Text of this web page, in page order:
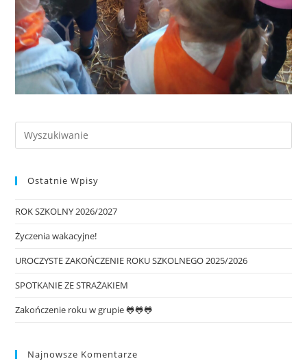
Ostatnie Wpisy
ROK SZKOLNY 2026/2027
Życzenia wakacyjne!
UROCZYSTE ZAKOŃCZENIE ROKU SZKOLNEGO 2025/2026
SPOTKANIE ZE STRAŻAKIEM
Zakończenie roku w grupie 🐸🐸🐸
Najnowsze Komentarze